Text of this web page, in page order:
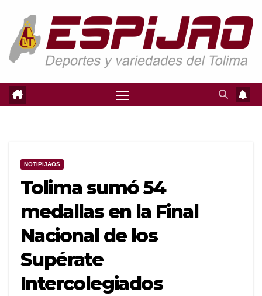
contenido
NOTIPIJAOS
Tolima sumó 54
medallas en la Final
Nacional de los
Supérate
Intercolegiados